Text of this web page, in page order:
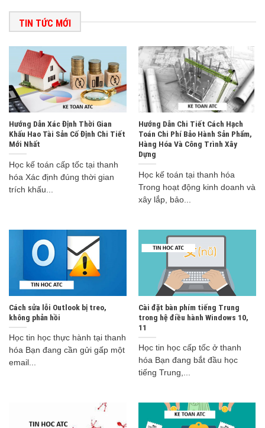
TIN TỨC MỚI
Hướng Dẫn Xác Định Thời Gian
Khấu Hao Tài Sản Cố Định Chi Tiết
Mới Nhất
Học kế toán cấp tốc tại thanh
hóa Xác định đúng thời gian
trích khấu...
Hướng Dẫn Chi Tiết Cách Hạch
Toán Chi Phí Bảo Hành Sản Phẩm,
Hàng Hóa Và Công Trình Xây
Dựng
Học kế toán tại thanh hóa
Trong hoạt động kinh doanh và
xây lắp, bảo...
Cách sửa lỗi Outlook bị treo,
không phản hồi
Học tin học thực hành tại thanh
hóa Bạn đang cần gửi gấp một
email...
Cài đặt bàn phím tiếng Trung
trong hệ điều hành Windows 10,
11
Học tin học cấp tốc ở thanh
hóa Bạn đang bắt đầu học
tiếng Trung,...